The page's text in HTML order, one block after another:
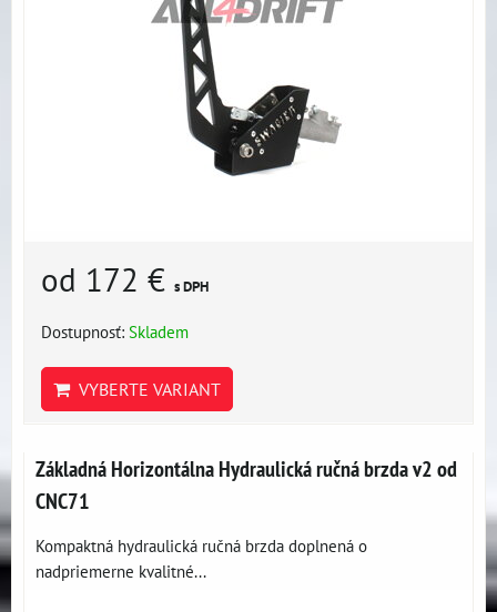
od 172 € s DPH
Dostupnosť: Skladem
VYBERTE VARIANT
Základná Horizontálna Hydraulická ručná brzda v2 od
CNC71
Kompaktná hydraulická ručná brzda doplnená o
nadpriemerne kvalitné...